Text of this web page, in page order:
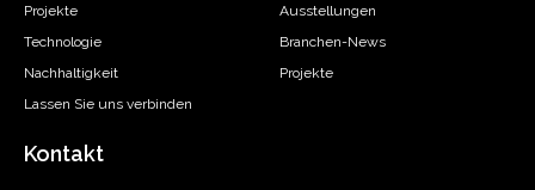
Projekte
Technologie
Nachhaltigkeit
Lassen Sie uns verbinden
Ausstellungen
Branchen-News
Projekte
Kontakt